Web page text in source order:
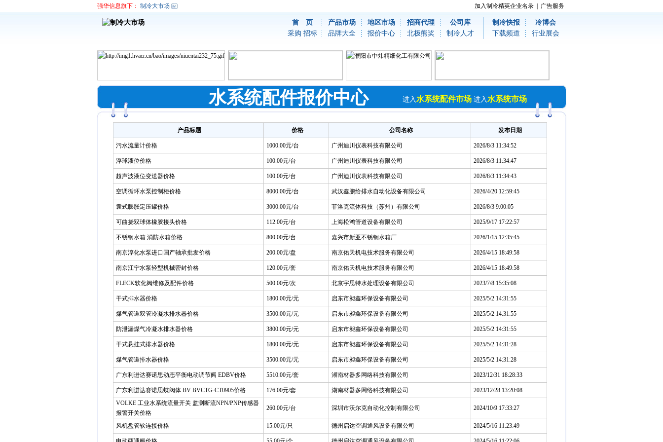
强华信息旗下： 制冷大市场 加入制冷精英企业名录 广告服务
首 页 产品市场 地区市场 招商代理 公司库 制冷快报
冷博会
采购 招标 品牌大全 报价中心 北极熊奖 制冷人才 下载频道 行业展会
进入 水系统配件市场进入 水系统市场
水系统配件报价中心
产品标题 价格 公司名称 发布日期
污水流量计价格 1000.00元/台 广州迪川仪表科技有限公司 2026/8/3 11:34:52
浮球液位价格 100.00元/台 广州迪川仪表科技有限公司 2026/8/3 11:34:47
超声波液位变送器价格 100.00元/台 广州迪川仪表科技有限公司 2026/8/3 11:34:43
空调循环水泵控制柜价格 8000.00元/台 武汉鑫鹏给排水自动化设备有限公司 2026/4/20 12:59:45
囊式膨胀定压罐价格 3000.00元/台 菲洛克流体科技（苏州）有限公司 2026/8/3 9:00:05
可曲挠双球体橡胶接头价格 112.00元/台 上海松鸿管道设备有限公司 2025/9/17 17:22:57
不锈钢水箱 消防水箱价格 800.00元/台 嘉兴市新亚不锈钢水箱厂 2026/1/15 12:35:45
南京淳化水泵进口国产轴承批发价格 200.00元/盘 南京佑天机电技术服务有限公司 2026/4/15 18:49:58
南京江宁水泵轻型机械密封价格 120.00元/套 南京佑天机电技术服务有限公司 2026/4/15 18:49:58
FLECK软化阀维修及配件价格 500.00元/次 北京宇思特水处理设备有限公司 2023/7/8 15:35:08
干式排水器价格 1800.00元/元 启东市昶鑫环保设备有限公司 2025/5/2 14:31:55
煤气管道双管冷凝水排水器价格 3500.00元/元 启东市昶鑫环保设备有限公司 2025/5/2 14:31:55
防泄漏煤气冷凝水排水器价格 3800.00元/元 启东市昶鑫环保设备有限公司 2025/5/2 14:31:55
干式悬挂式排水器价格 1800.00元/元 启东市昶鑫环保设备有限公司 2025/5/2 14:31:28
煤气管道排水器价格 3500.00元/元 启东市昶鑫环保设备有限公司 2025/5/2 14:31:28
广东利进达赛诺思动态平衡电动调节阀 EDBV价格 5510.00元/套 湖南材器多网络科技有限公司 2023/12/31 18:28:33
广东利进达赛诺思蝶阀体 BV BVCTG-CT0905价格 176.00元/套 湖南材器多网络科技有限公司
2023/12/28 13:20:08
VOLKE 工业水系统流量开关 监测断流NPN/PNP传感器
报警开关价格
260.00元/台 深圳市沃尔克自动化控制有限公司 2024/10/9 17:33:27
风机盘管软连接价格 15.00元/只 德州启达空调通风设备有限公司 2024/5/16 11:23:49